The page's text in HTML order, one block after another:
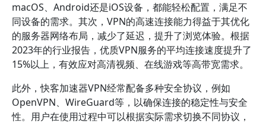
macOS、Android还是iOS设备，都能轻松配置，满足不
同设备的需求。其次，VPN的高速连接能力得益于其优化
的服务器网络布局，减少了延迟，提升了浏览体验。根据
2023年的行业报告，优质VPN服务的平均连接速度提升了
15%以上，有效应对高清视频、在线游戏等高带宽需求。
此外，快客加速器VPN经常配备多种安全协议，例如
OpenVPN、WireGuard等，以确保连接的稳定性与安全
性。用户在使用过程中可以根据实际需求切换不同协议，